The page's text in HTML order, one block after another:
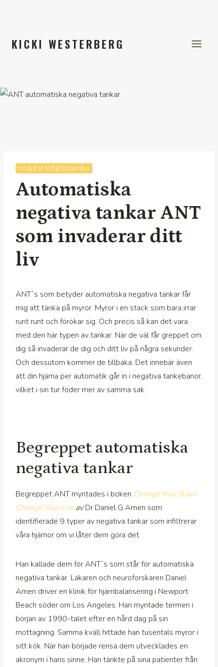
KICKI WESTERBERG
COACH UTBILDNING
Automatiska
negativa tankar ANT
som invaderar ditt
liv
ANT´s som betyder automatiska negativa tankar får
mig att tänka på myror. Myror i en stack som bara irrar
runt runt och förökar sig. Och precis så kan det vara
med den här typen av tankar. När de väl får greppet om
dig så invaderar de dig och ditt liv på några sekunder.
Och dessutom kommer de tillbaka. Det innebär även
att din hjärna per automatik går in i negativa tankebanor,
vilket i sin tur föder mer av samma sak.
Begreppet automatiska
negativa tankar
Begreppet ANT myntades i boken Change Your Brain
Change Your LifeavDr Daniel G Amen som
identifierade 9 typer av negativa tankar som infiltrerar
våra hjärnor om vi låter dem göra det.
Han kallade dem för ANT´s som står för automatiska
negativa tankar. Läkaren och neuroforskaren Daniel
Amen driver en klinik för hjärnbalansering i Newport
Beach söder om Los Angeles. Han myntade termen i
början av 1990-talet efter en hård dag på sin
mottagning. Samma kväll hittade han tusentals myror i
sitt kök. När han började rensa dem utvecklades en
akronym i hans sinne. Han tänkte på sina patienter från